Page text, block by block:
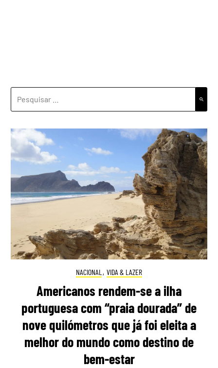
NACIONAL , VIDA & LAZER
Americanos rendem-se a ilha
portuguesa com “praia dourada” de
nove quilómetros que já foi eleita a
melhor do mundo como destino de
bem-estar